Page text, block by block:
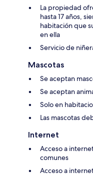
La propiedad
hasta 17 años,
habitación que
en ella
Servicio de
Mascotas
Se aceptan
Se aceptan
Solo en
Las mascotas
Internet
Acceso a
comunes
Acceso a